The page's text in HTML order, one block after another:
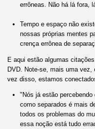
errôneas. Não há lá fora,
Tempo e espaço não
nossas próprias mentes
crença errônea de
E aqui estão algumas
DVD. Note-se, mais uma
vez disso, estamos
"Nós já estão
como separados é mais
todos os problemas do
essa noção está tudo